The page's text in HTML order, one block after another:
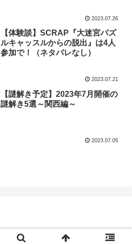
2023.07.26
【体験談】SCRAP『大迷宮パズ
ルキャッスルからの脱出』は4人
参加で！（ネタバレなし）
2023.07.21
【謎解き予定】2023年7月開催の
謎解き5選～関西編～
2023.07.05
© 2020 .